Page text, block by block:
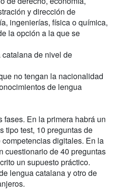
y dirección de
ingenierías, física o química,
la opción a la que se
de nivel de
no tengan la nacionalidad
de lengua
En la primera habrá un
tipo test, 10 preguntas de
digitales. En la
cuestionario de 40 preguntas
un supuesto práctico.
lengua catalana y otro de